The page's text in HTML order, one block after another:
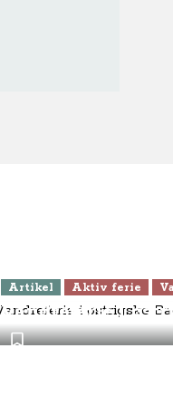
Artikel Aktiv ferie
Vandreferie i